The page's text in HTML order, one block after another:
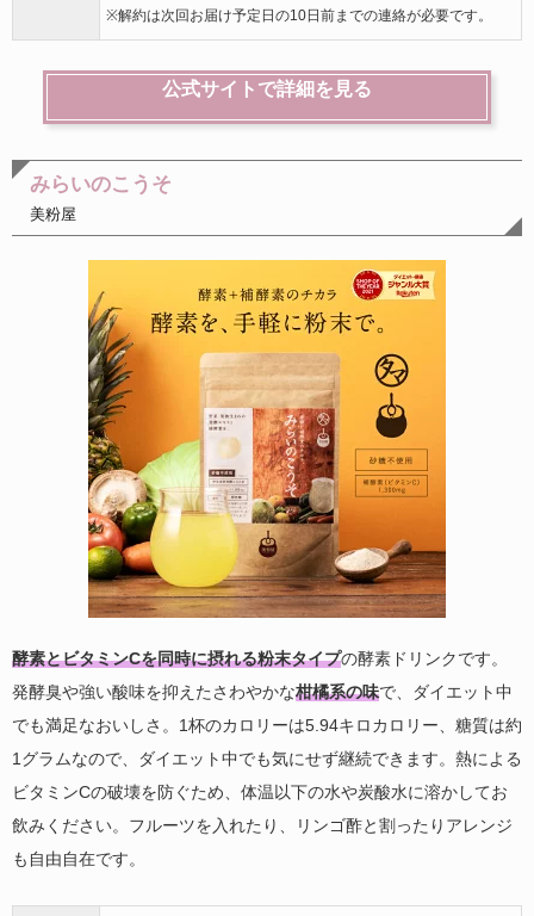
※解約は次回お届け予定日の10日前までの連絡が必要です。
公式サイトで詳細を見る
みらいのこうそ
美粉屋
酵素とビタミンCを同時に摂れる粉末タイプの酵素ドリンクです。
発酵臭や強い酸味を抑えたさわやかな柑橘系の味で、ダイエット中
でも満足なおいしさ。1杯のカロリーは5.94キロカロリー、糖質は約
1グラムなので、ダイエット中でも気にせず継続できます。熱による
ビタミンCの破壊を防ぐため、体温以下の水や炭酸水に溶かしてお
飲みください。フルーツを入れたり、リンゴ酢と割ったりアレンジ
も自由自在です。